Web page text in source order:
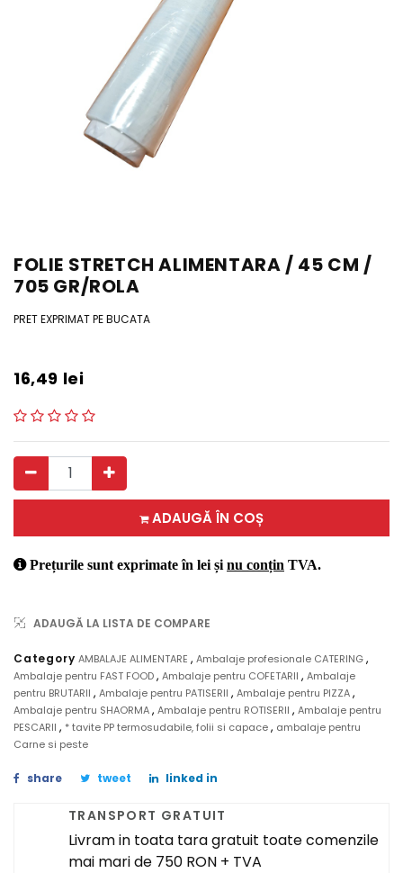
FOLIE STRETCH ALIMENTARA / 45 CM /
705 GR/ROLA
PRET EXPRIMAT PE BUCATA
16,49 lei
ADAUGĂ ÎN COȘ
Prețurile sunt exprimate în lei și nu conțin TVA.
ADAUGĂ LA LISTA DE COMPARE
CategoryAMBALAJE ALIMENTARE,Ambalaje profesionale CATERING,
Ambalaje pentru FAST FOOD, Ambalaje pentru COFETARII , Ambalaje
pentru BRUTARII , Ambalaje pentru PATISERII , Ambalaje pentru PIZZA,
Ambalaje pentru SHAORMA, Ambalaje pentru ROTISERII , Ambalaje pentru
PESCARII , * tavite PP termosudabile, folii si capace, ambalaje pentru
Carne si peste
share tweet linked in
TRANSPORT GRATUIT
Livram in toata tara gratuit toate comenzile
mai mari de 750 RON + TVA